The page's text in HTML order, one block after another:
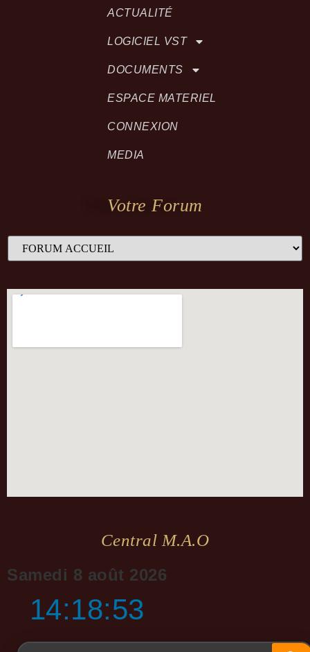
ACTUALITÉ
LOGICIEL VST
DOCUMENTS
ESPACE MATERIEL
CONNEXION
MEDIA
Votre Forum
Central M.a.o
Samedi 8 août 2026
14:18:55